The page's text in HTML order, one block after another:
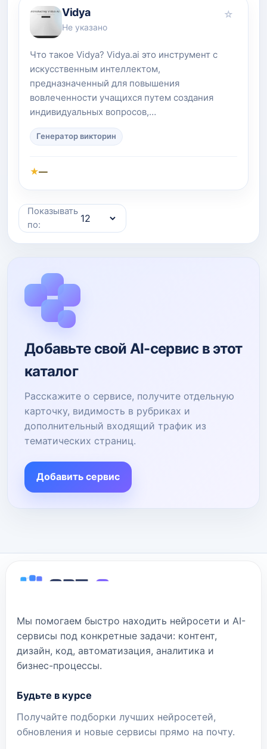
Vidya
Не указано
☆
Что такое Vidya? Vidya.ai это инструмент с
искусственным интеллектом,
предназначенный для повышения
вовлеченности учащихся путем создания
индивидуальных вопросов,…
Генератор викторин
★—
Показывать
по:
Добавьте свой AI-сервис в этот
каталог
Расскажите о сервисе, получите отдельную
карточку, видимость в рубриках и
дополнительный входящий трафик из
тематических страниц.
Добавить сервис
Мы помогаем быстро находить нейросети и AI-
сервисы под конкретные задачи: контент,
дизайн, код, автоматизация, аналитика и
бизнес-процессы.
Будьте в курсе
Получайте подборки лучших нейросетей,
обновления и новые сервисы прямо на почту.